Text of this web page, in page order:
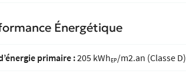
Énergétique
primaire :205 kWhEP/m2.an (Classe D)